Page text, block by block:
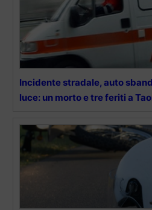
Incidente stradale, auto
luce: un morto e tre feriti a